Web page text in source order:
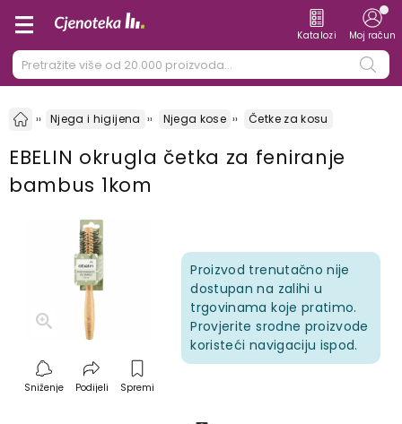
Katalozi Moj račun
Njega i higijena Njega kose Četke za kosu
EBELIN okrugla četka za feniranje
bambus 1kom
Sniženje Podijeli Spremi
Proizvod trenutačno nije
dostupan na zalihi u
trgovinama koje pratimo.
Provjerite srodne proizvode
koristeći navigaciju ispod.